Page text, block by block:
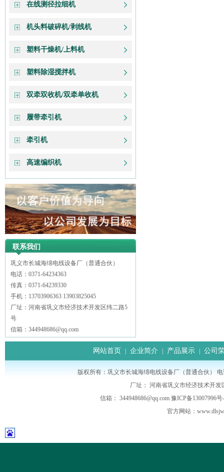
在线测径拉细机
机头料破碎机/剥线机
塑料干燥机/上料机
塑料除湿搅拌机
双牵双收机/双牵单收机
履带牵引机
牵引机
高速编织机
联系我们
巩义市长城海绵电线设备厂（普通合伙）
电话：0371-64234363
传真：0371-64239330
手机：13703906363 13903825045
厂址：河南省巩义市经济技术开发区纬二路5
号
信箱：344948686@qq.com
网站首页 企业简介 产品展示 公司
版权所有：巩义市长城海绵电线设备厂（普通合伙）
厂址： 河南省巩义市经济技术开
信箱： 344948686@qq.com 豫ICP备13007996号
官方网站：